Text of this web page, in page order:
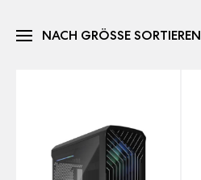
NACH GRÖSSE SORTIEREN